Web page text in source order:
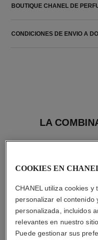
BOUTIQUE CHANEL DE
CONDICIONES DE ENVIO A
LA
COOKIES EN
CHANEL utiliza cookies y
personalizar el contenido
personalizada, incluidos
relevantes en nuestro
Puede gestionar sus